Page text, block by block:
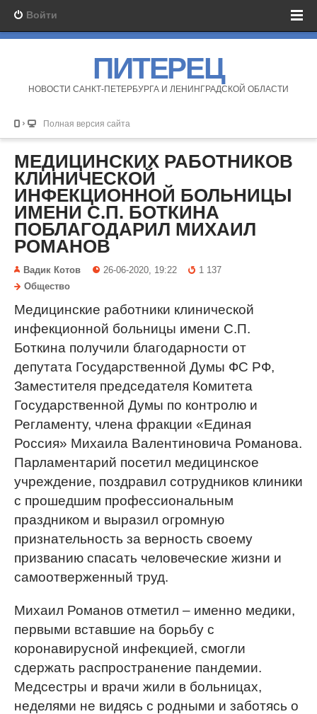
Войти
ПИТЕРЕЦ
НОВОСТИ САНКТ-ПЕТЕРБУРГА И ЛЕНИНГРАДСКОЙ ОБЛАСТИ
Полная версия сайта
МЕДИЦИНСКИХ РАБОТНИКОВ
КЛИНИЧЕСКОЙ
ИНФЕКЦИОННОЙ БОЛЬНИЦЫ
ИМЕНИ С.П. БОТКИНА
ПОБЛАГОДАРИЛ МИХАИЛ
РОМАНОВ
Вадик Котов 26-06-2020, 19:22
1 137
Общество
Медицинские работники клинической
инфекционной больницы имени С.П.
Боткина получили благодарности от
депутата Государственной Думы ФС РФ,
Заместителя председателя Комитета
Государственной Думы по контролю и
Регламенту, члена фракции «Единая
Россия» Михаила Валентиновича Романова.
Парламентарий посетил медицинское
учреждение, поздравил сотрудников клиники
с прошедшим профессиональным
праздником и выразил огромную
признательность за верность своему
призванию спасать человеческие жизни и
самоотверженный труд.
Михаил Романов отметил – именно медики,
первыми вставшие на борьбу с
коронавирусной инфекцией, смогли
сдержать распространение пандемии.
Медсестры и врачи жили в больницах,
неделями не видясь с родными и заботясь о